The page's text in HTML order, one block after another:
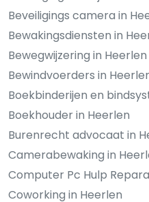
Beveiligings camera in
Bewakingsdiensten in
Bewegwijzering in Heerlen
Bewindvoerders in
Boekbinderijen en
Boekhouder in Heerlen
Burenrecht advocaat in
Camerabewaking in
Computer Pc Hulp
Coworking in Heerlen